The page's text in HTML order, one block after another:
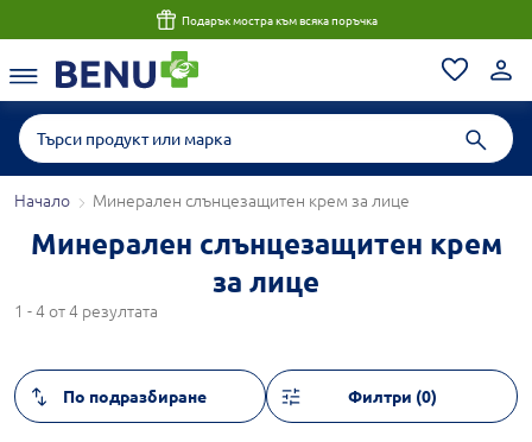
Подарък мостра към всяка поръчка
Начало Минерален слънцезащитен крем за лице
Минерален слънцезащитен крем
за лице
1 - 4 от 4 резултата
Филтри (0)